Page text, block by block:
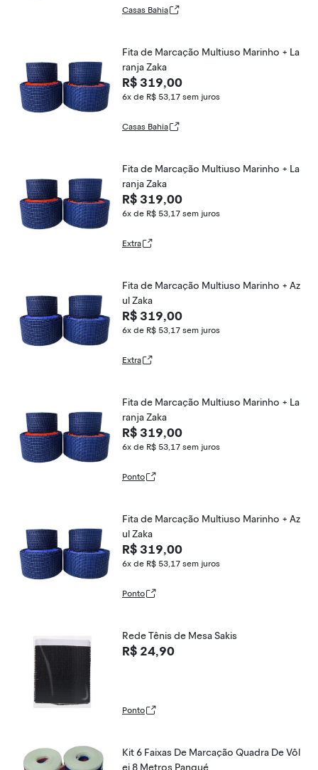
Casas Bahia
Fita de Marcação Multiuso Marinho + La
ranja Zaka
R$ 319,00
6x de R$ 53,17 sem juros
Casas Bahia
Fita de Marcação Multiuso Marinho + La
ranja Zaka
R$ 319,00
6x de R$ 53,17 sem juros
Extra
Fita de Marcação Multiuso Marinho + Az
ul Zaka
R$ 319,00
6x de R$ 53,17 sem juros
Extra
Fita de Marcação Multiuso Marinho + La
ranja Zaka
R$ 319,00
6x de R$ 53,17 sem juros
Ponto
Fita de Marcação Multiuso Marinho + Az
ul Zaka
R$ 319,00
6x de R$ 53,17 sem juros
Ponto
Rede Tênis de Mesa Sakis
R$ 24,90
Ponto
Kit 6 Faixas De Marcação Quadra De Vôl
ei 8 Metros Pangué